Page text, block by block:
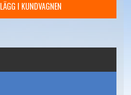
LÄGG I KUNDVAGNEN